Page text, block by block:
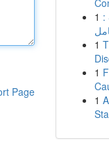
Page
1 :
1
1
1